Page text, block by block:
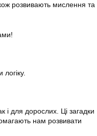
розвивають мислення та
і для дорослих. Ці загадки
нам розвивати